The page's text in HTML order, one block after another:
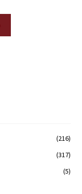
(216)
(317)
(5)